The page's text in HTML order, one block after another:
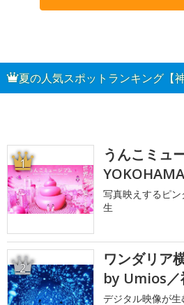
夏の人気スポットランキング【
1
うんこミュ
写真映えするピ
生
2
ワンダリア
by Umios／
デジタル映像が